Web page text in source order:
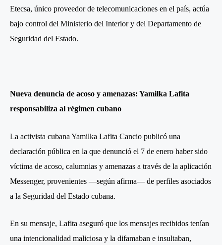
Etecsa, único proveedor de telecomunicaciones en el país, actúa
bajo control del Ministerio del Interior y del Departamento de
Seguridad del Estado.
Nueva denuncia de acoso y amenazas: Yamilka Lafita
responsabiliza al régimen cubano
La activista cubana Yamilka Lafita Cancio publicó una
declaración pública en la que denunció el 7 de enero haber sido
víctima de acoso, calumnias y amenazas a través de la aplicación
Messenger, provenientes —según afirma— de perfiles asociados
a la Seguridad del Estado cubana.
En su mensaje, Lafita aseguró que los mensajes recibidos tenían
una intencionalidad maliciosa y la difamaban e insultaban,